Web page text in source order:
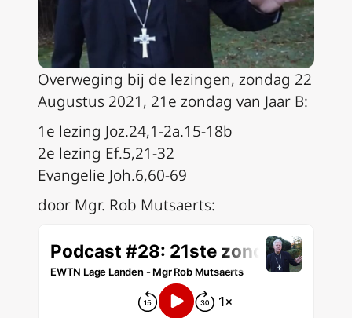
Overweging bij de lezingen, zondag 22
Augustus 2021, 21e zondag van Jaar B:
1e lezing Joz.24,1‑2a.15‑18b
2e lezing Ef.5,21‑32
Evangelie Joh.6,60‑69
door Mgr. Rob Mutsaerts: